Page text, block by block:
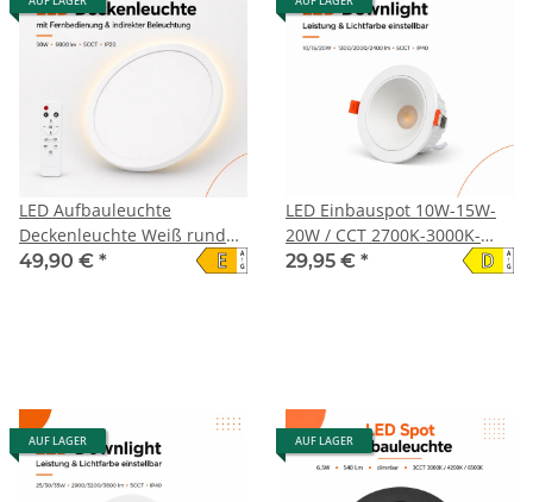
LED Aufbauleuchte
Deckenleuchte Weiß rund
50W mit Fernbedienung -
49,90 € * A
↑
G
E
LED Einbauspot 10W-15W-
20W / CCT 2700K-3000K-
4000K-5000K-6500K
29,95 € * A
↑
G
D
AUF LAGER AUF LAGER